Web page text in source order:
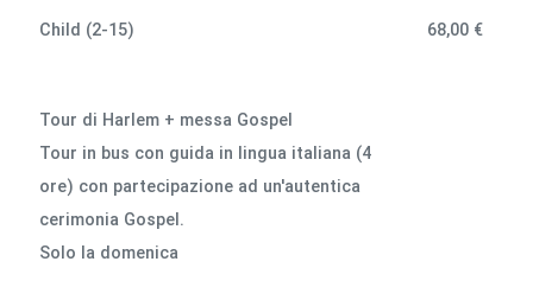
Child (2-15) 68,00 €
Tour di Harlem + messa Gospel
Tour in bus con guida in lingua italiana (4
ore) con partecipazione ad un'autentica
cerimonia Gospel.
Solo la domenica